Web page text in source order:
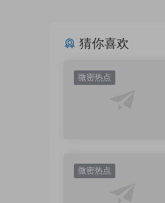
猜你喜欢
微密热点
微密热点